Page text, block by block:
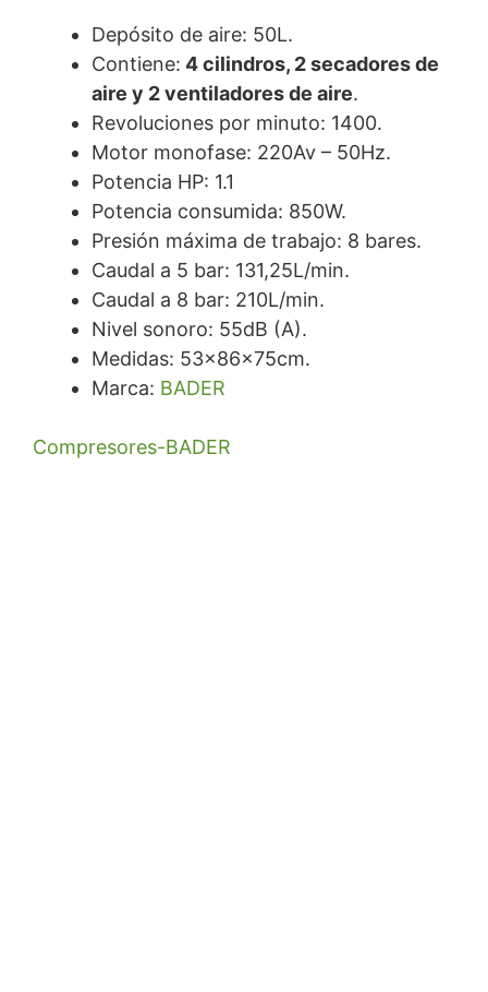
Depósito de aire: 50L.
Contiene: 4 cilindros, 2 secadores de
aire y 2 ventiladores de aire.
Revoluciones por minuto: 1400.
Motor monofase: 220Av – 50Hz.
Potencia HP: 1.1
Potencia consumida: 850W.
Presión máxima de trabajo: 8 bares.
Caudal a 5 bar: 131,25L/min.
Caudal a 8 bar: 210L/min.
Nivel sonoro: 55dB (A).
Medidas: 53x86x75cm.
Marca: BADER
Compresores-BADER